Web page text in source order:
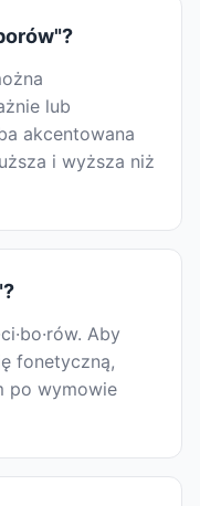
lub
akcentowana
i wyższa niż
Aby
fonetyczną,
po wymowie